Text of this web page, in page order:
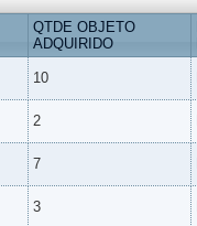
QTDE OBJETO
ADQUIRIDO
10
2
7
3